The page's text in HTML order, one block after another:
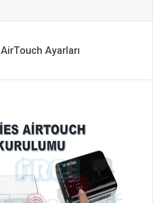
AirTouch Ayarları